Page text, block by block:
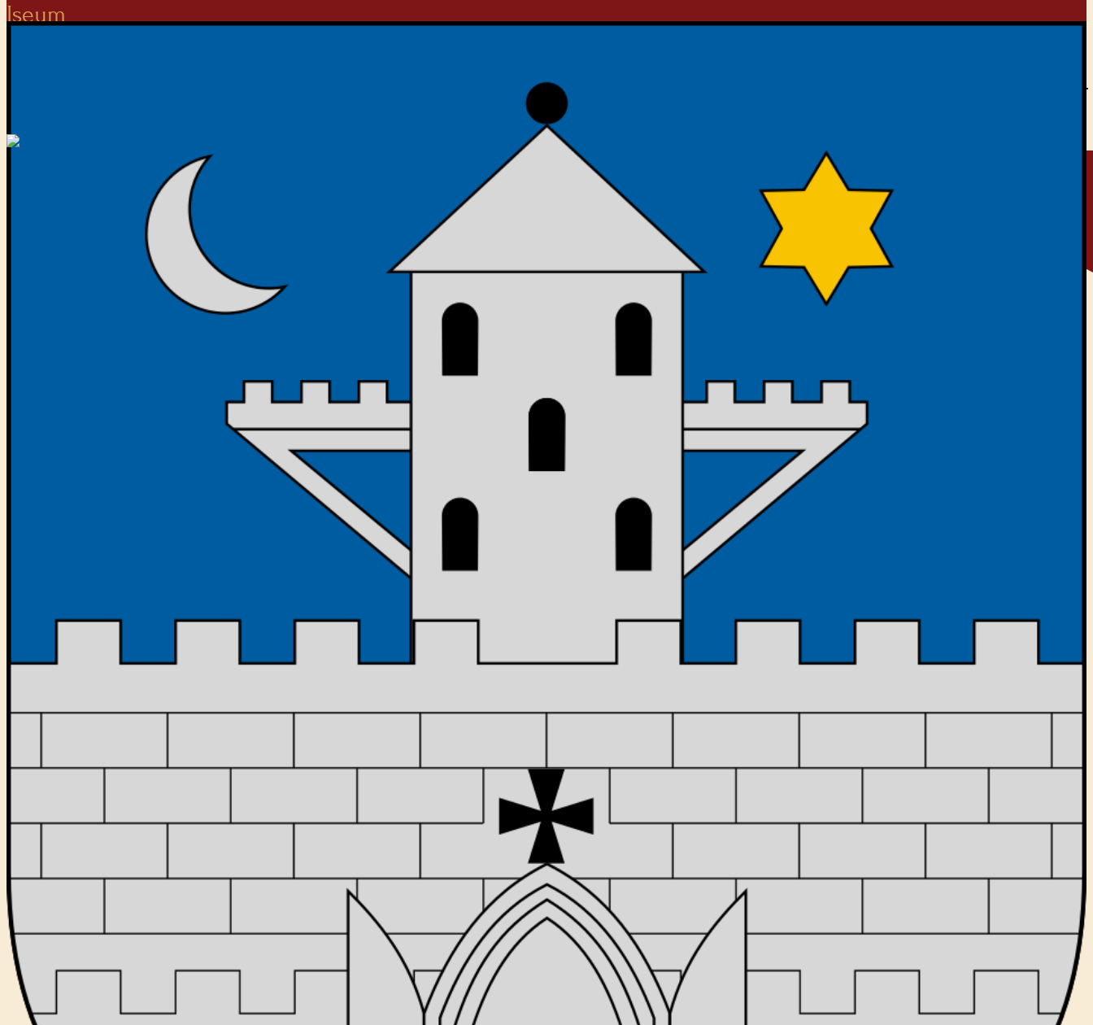
Iseum
Isis-menet a Ferences-kertből (a Rapax Pannonica, a Nova Roma nemzetközi hagyományőrző szövetség egyik tagcsapata közreműködésével)